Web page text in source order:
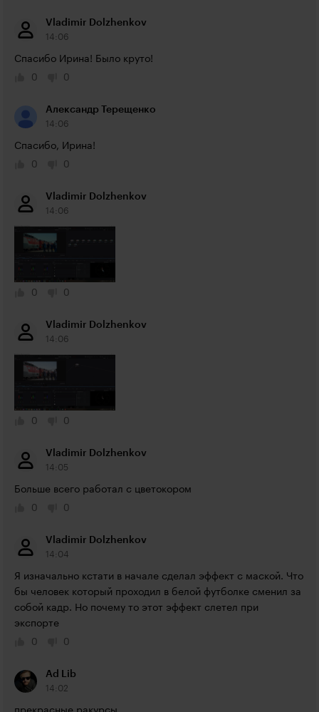
Vladimir Dolzhenkov
14:06
Спасибо Ирина! Было круто!
0
0
Александр Терещенко
14:06
Спасибо, Ирина!
0
0
Vladimir Dolzhenkov
14:06
0 0
Vladimir Dolzhenkov
14:06
0 0
Vladimir Dolzhenkov
14:05
Больше всего работал с цветокором
0
0
Vladimir Dolzhenkov
14:04
Я изначально кстати в начале сделал эффект с маской. Что
бы человек который проходил в белой футболке сменил за
собой кадр. Но почему то этот эффект слетел при
экспорте
0
0
Ad Lib
14:02